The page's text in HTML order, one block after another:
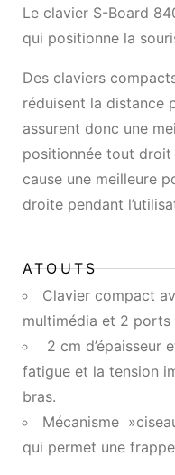
Le clavier S-Board
qui positionne la
Des claviers
réduisent la distance
assurent donc une
positionnée tout droit
cause une meilleure
droite pendant
ATOUTS
Clavier compact
multimédia et 2 ports
2 cm d’épaisseur
fatigue et la tension
bras.
Mécanisme
qui permet une